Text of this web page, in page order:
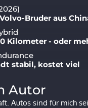
Bruder aus
Kilometer - oder
stabil, kostet viel
Autor
Autos sind für mich